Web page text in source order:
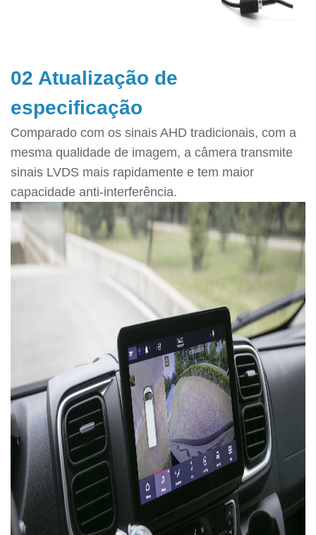
02 Atualização de
especificação
Comparado com os sinais AHD tradicionais, com a
mesma qualidade de imagem, a câmera transmite
sinais LVDS mais rapidamente e tem maior
capacidade anti-interferência.